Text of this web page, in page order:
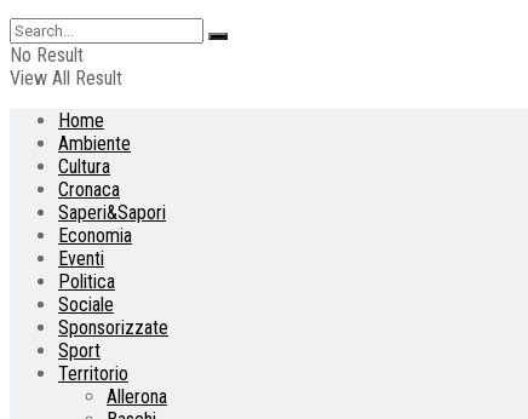
No Result
View All Result
Home
Ambiente
Cultura
Cronaca
Saperi&Sapori
Economia
Eventi
Politica
Sociale
Sponsorizzate
Sport
Territorio
Allerona